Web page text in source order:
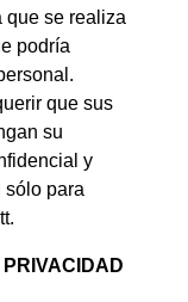
que se realiza
podría
que sus
su
y
sólo para